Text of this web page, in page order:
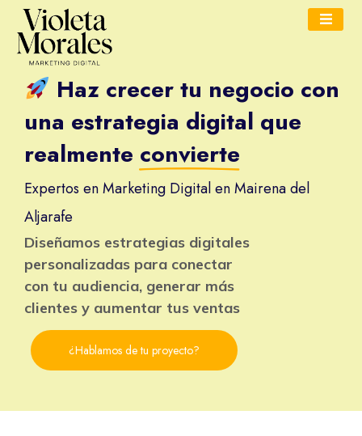
Haz crecer tu negocio con
una estrategia digital que
realmente convierte
Expertos en Marketing Digital en Mairena del
Aljarafe
Diseñamos estrategias digitales
personalizadas para conectar
con tu audiencia, generar más
clientes y aumentar tus ventas
¿Hablamos de tu proyecto?